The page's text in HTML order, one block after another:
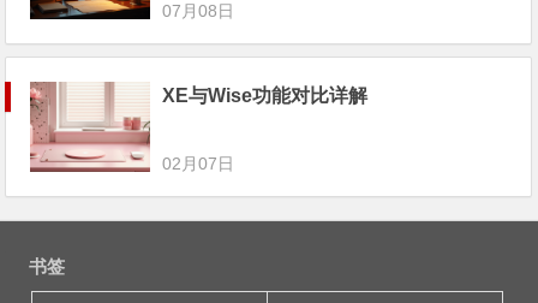
07月08日
XE与Wise功能对比详解
02月07日
书签